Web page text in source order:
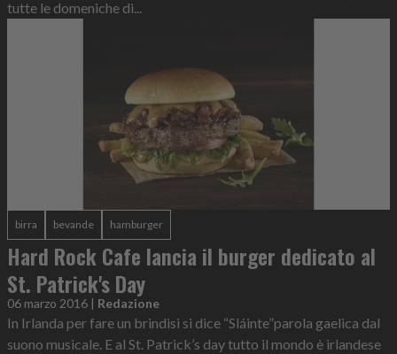
tutte le domeniche di...
birra bevande hamburger
Hard Rock Cafe lancia il burger dedicato al
St. Patrick's Day
06 marzo 2016 | Redazione
In Irlanda per fare un brindisi si dice “Sláinte”parola gaelica dal
suono musicale. E al St. Patrick’s day tutto il mondo è irlandese